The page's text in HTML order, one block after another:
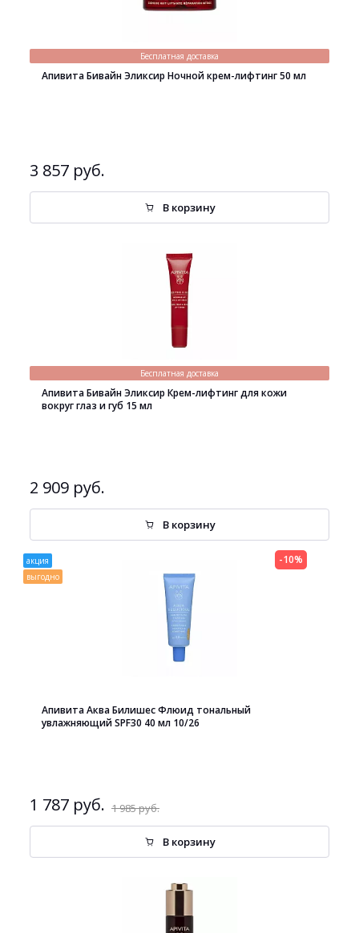
Бесплатная доставка
Апивита Бивайн Эликсир Ночной крем-лифтинг 50 мл
3 857 руб.
В корзину
Бесплатная доставка
Апивита Бивайн Эликсир Крем-лифтинг для кожи
вокруг глаз и губ 15 мл
2 909 руб.
В корзину
акция
выгодно
Апивита Аква Билишес Флюид тональный
увлажняющий SPF30 40 мл 10/26
1 787 руб. 1 985 руб.
-10%
В корзину